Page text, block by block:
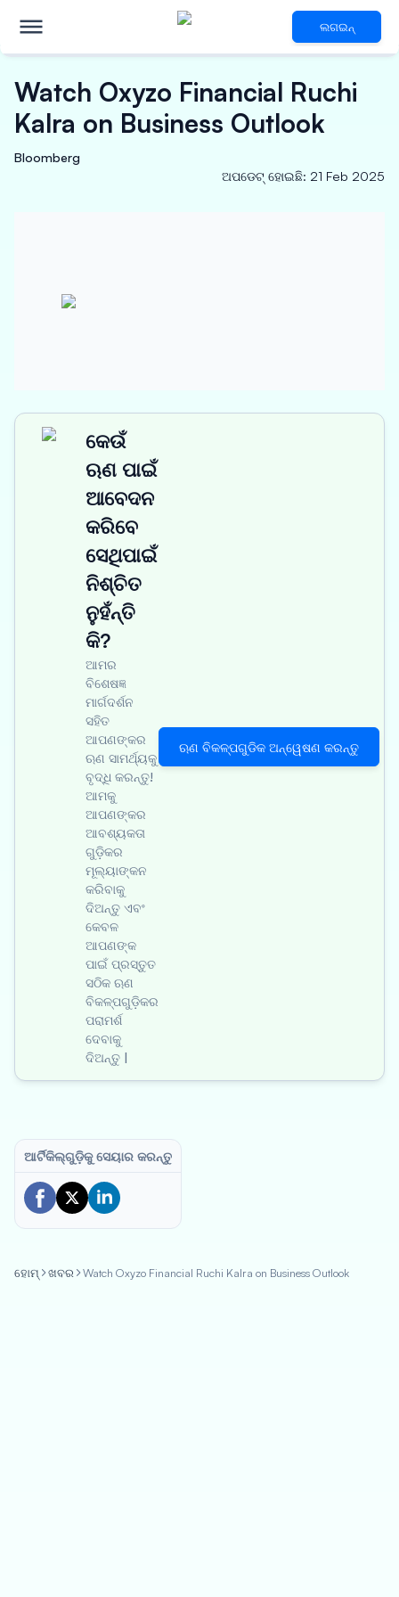
ଲଗଇନ୍
Watch Oxyzo Financial Ruchi
Kalra on Business Outlook
Bloomberg
ଅପଡେଟ୍ ହୋଇଛି: 21 Feb 2025
କେଉଁ
ଋଣ ପାଇଁ
ଆବେଦନ
କରିବେ
ସେଥିପାଇଁ
ନିଶ୍ଚିତ
ନୁହଁନ୍ତି
କି?
ଆମର
ବିଶେଷଜ୍ଞ
ମାର୍ଗଦର୍ଶନ
ସହିତ
ଆପଣଙ୍କର
ଋଣ ସାମର୍ଥ୍ୟକୁ
ବୃଦ୍ଧି କରନ୍ତୁ!
ଆମକୁ
ଆପଣଙ୍କର
ଆବଶ୍ୟକତା
ଗୁଡ଼ିକର
ମୂଲ୍ୟାଙ୍କନ
କରିବାକୁ
ଦିଅନ୍ତୁ ଏବଂ
କେବଳ
ଆପଣଙ୍କ
ପାଇଁ ପ୍ରସ୍ତୁତ
ସଠିକ ଋଣ
ବିକଳ୍ପଗୁଡ଼ିକର
ପରାମର୍ଶ
ଦେବାକୁ
ଦିଅନ୍ତୁ |
ଋଣ ବିକଳ୍ପଗୁଡିକ ଅନ୍ୱେଷଣ କରନ୍ତୁ
ଆର୍ଟିକିଲ୍‌ଗୁଡ଼ିକୁ ସେୟାର କରନ୍ତୁ
ହୋମ୍ ଖବର Watch Oxyzo Financial Ruchi Kalra on Business Outlook